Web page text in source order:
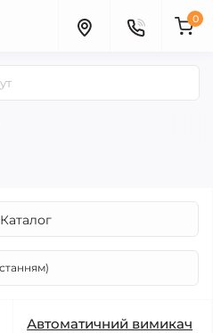
0
Каталог
Автоматичний вимикач